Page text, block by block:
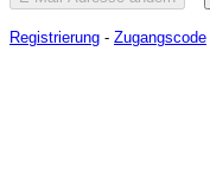
Registrierung - Zugangscode